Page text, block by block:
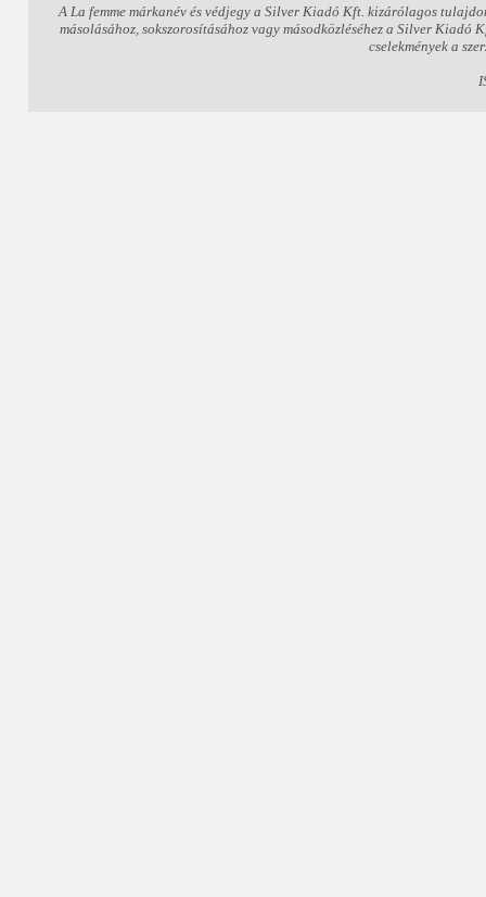
A La femme márkanév és védjegy a Silver Kiadó Kft. kizárólagos
másolásához, sokszorosításához vagy másodközléséhez a Silver
cselekmények a